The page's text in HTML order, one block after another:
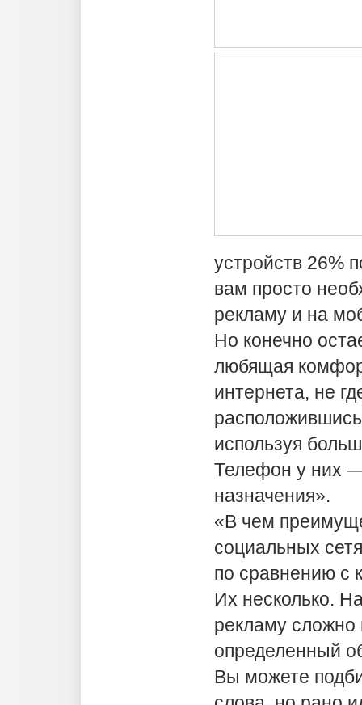
устройств 26%
вам просто
рекламу и на
Но конечно
любящая
интернета, не
используя
Телефон у них —
назначения».
«В чем
социальных
по сравнению с
Их несколько.
рекламу
определенный
Вы можете